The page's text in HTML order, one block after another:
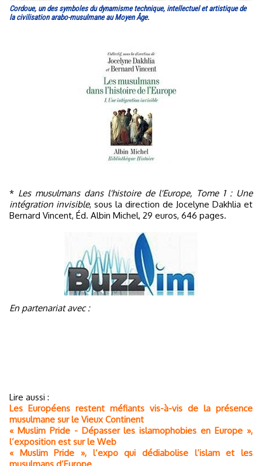
Cordoue, un des symboles du dynamisme technique, intellectuel et artistique de
la civilisation arabo-musulmane au Moyen Âge.
* Les musulmans dans l'histoire de l'Europe, Tome 1 : Une
intégration invisible, sous la direction de Jocelyne Dakhlia et
Bernard Vincent, Éd. Albin Michel, 29 euros, 646 pages.
En partenariat avec :
Lire aussi :
Les Européens restent méfiants vis-à-vis de la présence
musulmane sur le Vieux Continent
« Muslim Pride - Dépasser les islamophobies en Europe »,
l’exposition est sur le Web
« Muslim Pride », l’expo qui dédiabolise l’islam et les